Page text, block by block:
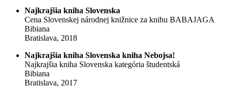
Najkrajšia kniha Slovenska
Cena Slovenskej národnej knižnice za knihu BABAJAGA
Bibiana
Bratislava, 2018
Najkrajšia kniha Slovenska kniha Nebojsa!
Najkrajšia kniha Slovenska kategória študentská
Bibiana
Bratislava, 2017